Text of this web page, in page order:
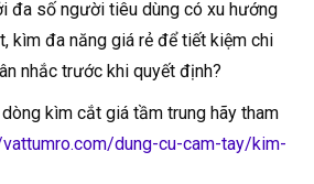
đa số người tiêu dùng có xu hướng
kìm đa năng giá rẻ để tiết kiệm chi
nhắc trước khi quyết định?
kìm cắt giá tầm trung hãy tham
dung-cu-cam-tay/kim-